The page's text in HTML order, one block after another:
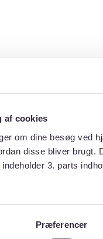
af cookies
om dine besøg ved
disse bliver
3. parts
Præferencer